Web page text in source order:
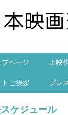
プページ 上映
トご挨拶 プレ
ケジュール